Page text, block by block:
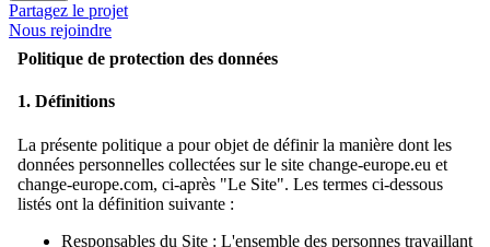
Partagez le projet
Nous rejoindre